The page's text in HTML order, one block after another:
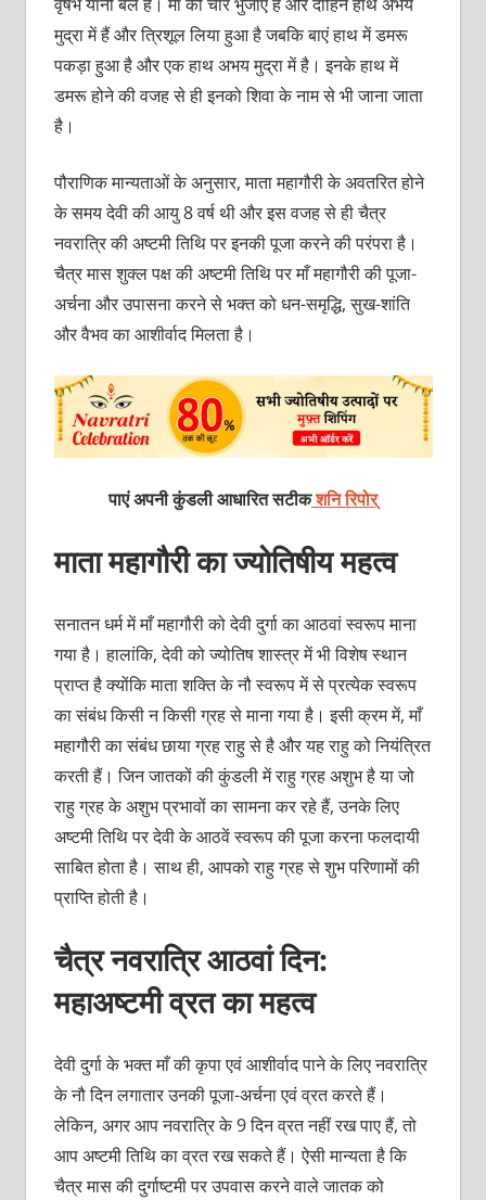
मुद्रा में हैं और त्रिशूल लिया हुआ है जबकि बाएं हाथ में डमरू
पकड़ा हुआ है और एक हाथ अभय मुद्रा में है। इनके हाथ में
डमरू होने की वजह से ही इनको शिवा के नाम से भी जाना जाता
है।
पौराणिक मान्यताओं के अनुसार, माता महागौरी के अवतरित होने
के समय देवी की आयु 8 वर्ष थी और इस वजह से ही चैत्र
नवरात्रि की अष्टमी तिथि पर इनकी पूजा करने की परंपरा है।
चैत्र मास शुक्ल पक्ष की अष्टमी तिथि पर माँ महागौरी की पूजा-
अर्चना और उपासना करने से भक्त को धन-समृद्धि, सुख-शांति
और वैभव का आशीर्वाद मिलता है।
पाएं अपनी कुंडली आधारित सटीकशनि रिपोर्
माता महागौरी का ज्योतिषीय महत्व
सनातन धर्म में माँ महागौरी को देवी दुर्गा का आठवां स्वरूप माना
गया है। हालांकि, देवी को ज्योतिष शास्त्र में भी विशेष स्थान
प्राप्त है क्योंकि माता शक्ति के नौ स्वरूप में से प्रत्येक स्वरूप
का संबंध किसी न किसी ग्रह से माना गया है। इसी क्रम में, माँ
महागौरी का संबंध छाया ग्रह राहु से है और यह राहु को नियंत्रित
करती हैं। जिन जातकों की कुंडली में राहु ग्रह अशुभ है या जो
राहु ग्रह के अशुभ प्रभावों का सामना कर रहे हैं, उनके लिए
अष्टमी तिथि पर देवी के आठवें स्वरूप की पूजा करना फलदायी
साबित होता है। साथ ही, आपको राहु ग्रह से शुभ परिणामों की
प्राप्ति होती है।
चैत्र नवरात्रि आठवां दिन:
महाअष्टमी व्रत का महत्व
देवी दुर्गा के भक्त माँ की कृपा एवं आशीर्वाद पाने के लिए नवरात्रि
के नौ दिन लगातार उनकी पूजा-अर्चना एवं व्रत करते हैं।
लेकिन, अगर आप नवरात्रि के 9 दिन व्रत नहीं रख पाए हैं, तो
आप अष्टमी तिथि का व्रत रख सकते हैं। ऐसी मान्यता है कि
चैत्र मास की दुर्गाष्टमी पर उपवास करने वाले जातक को